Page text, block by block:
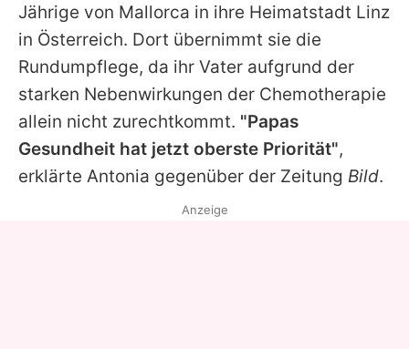
Redaktionelle Richtlinien
Impressum
Datenschutzerklärung
Nutzungsbedingungen
Utiq verwalten
Jährige von Mallorca in ihre Heimatstadt Linz
in Österreich. Dort übernimmt sie die
Rundumpflege, da ihr Vater aufgrund der
starken Nebenwirkungen der Chemotherapie
allein nicht zurechtkommt. "Papas
Gesundheit hat jetzt oberste Priorität",
erklärte Antonia gegenüber der Zeitung Bild.
Anzeige